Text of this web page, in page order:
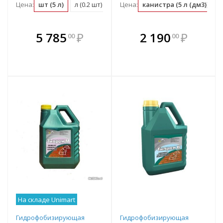
Цена: шт (5 л) л (0.2 шт)
5 785 00 ₽
В комплекте
всегда выгоднее!
Цена: канистра (5 л (дм3))
В комплекте
всегда выгоднее!
2 190 00 ₽
На складе Unimart
Гидрофобизирующая
Гидрофобизирующая